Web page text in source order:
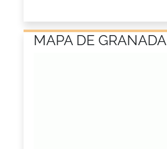
MAPA DE GRANADA